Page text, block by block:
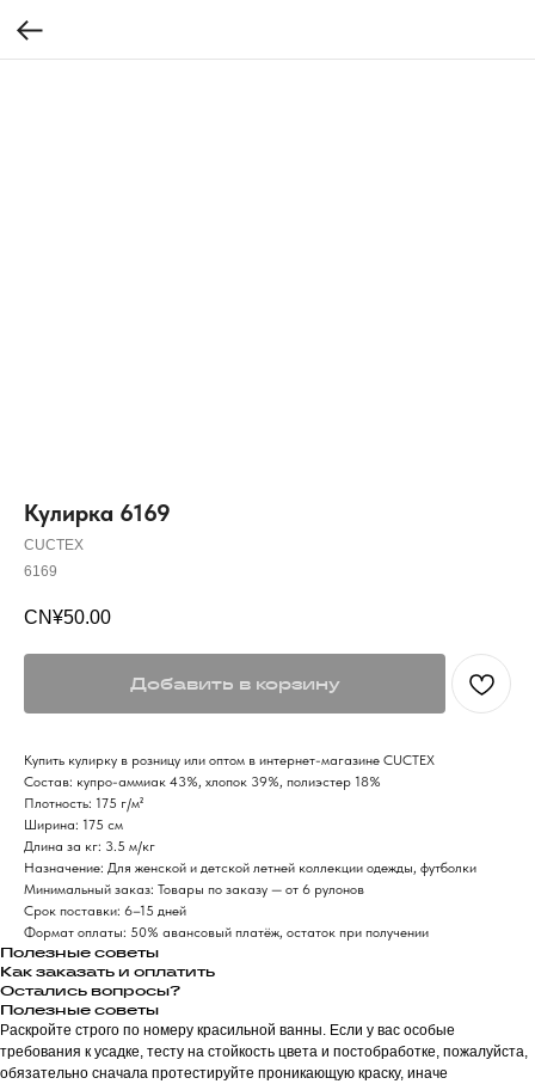
Кулирка 6169
CUCTEX
6169
CN¥50.00
Добавить в корзину
Купить кулирку в розницу или оптом в интернет-магазине CUCTEX
Состав: купро-аммиак 43%, хлопок 39%, полиэстер 18%
Плотность: 175 г/м²
Ширина: 175 см
Длина за кг: 3.5 м/кг
Назначение: Для женской и детской летней коллекции одежды, футболки
Минимальный заказ: Товары по заказу — от 6 рулонов
Срок поставки: 6–15 дней
Формат оплаты: 50% авансовый платёж, остаток при получении
Полезные советы
Как заказать и оплатить
Остались вопросы?
Полезные советы
Раскройте строго по номеру красильной ванны. Если у вас особые
требования к усадке, тесту на стойкость цвета и постобработке, пожалуйста,
обязательно сначала протестируйте проникающую краску, иначе